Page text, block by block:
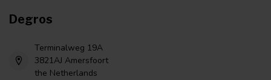
Degros
Terminalweg 19A
3821AJ Amersfoort
the Netherlands